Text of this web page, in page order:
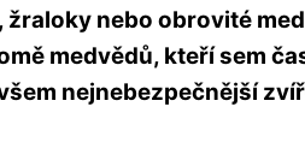
nebo obrovité
medvědů, kteří sem
nejnebezpečnější